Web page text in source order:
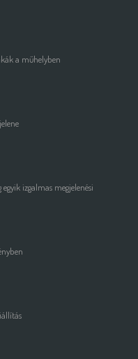
a műhelyben
izgalmas megjelenési